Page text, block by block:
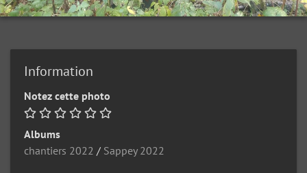
Information
Notez cette photo
Albums
chantiers 2022 / Sappey 2022